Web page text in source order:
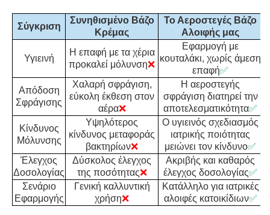
Σύγκριση
Συνηθισμένο Βάζο
Κρέμας
Το Αεροστεγές Βάζο
Αλοιφής μας
Υγιεινή
Η επαφή με τα χέρια
προκαλεί μόλυνση❌
Εφαρμογή με
κουταλάκι, χωρίς άμεση
επαφή✅
Απόδοση
Σφράγισης
Χαλαρή σφράγιση,
εύκολη έκθεση στον
αέρα❌
Η αεροστεγής
σφράγιση διατηρεί την
αποτελεσματικότητα✅
Κίνδυνος
Μόλυνσης
Υψηλότερος
κίνδυνος μεταφοράς
βακτηρίων❌
Ο υγιεινός σχεδιασμός
ιατρικής ποιότητας
μειώνει τον κίνδυνο✅
Έλεγχος
Δοσολογίας
Δύσκολος έλεγχος
της ποσότητας❌
Ακριβής και καθαρός
έλεγχος δοσολογίας✅
Σενάριο
Εφαρμογής
Γενική καλλυντική
χρήση❌
Κατάλληλο για ιατρικές
αλοιφές κατοικίδιων✅